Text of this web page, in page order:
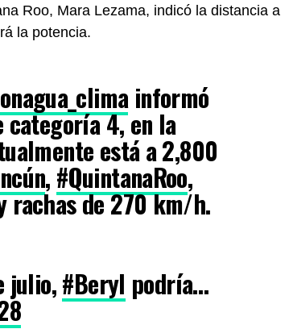
Roo, Mara Lezama, indicó la distancia a
la potencia.
informó
categoría 4, en la
está a 2,800
, #QuintanaRoo,
rachas de 270 km/h.
julio,#Beryl podría…